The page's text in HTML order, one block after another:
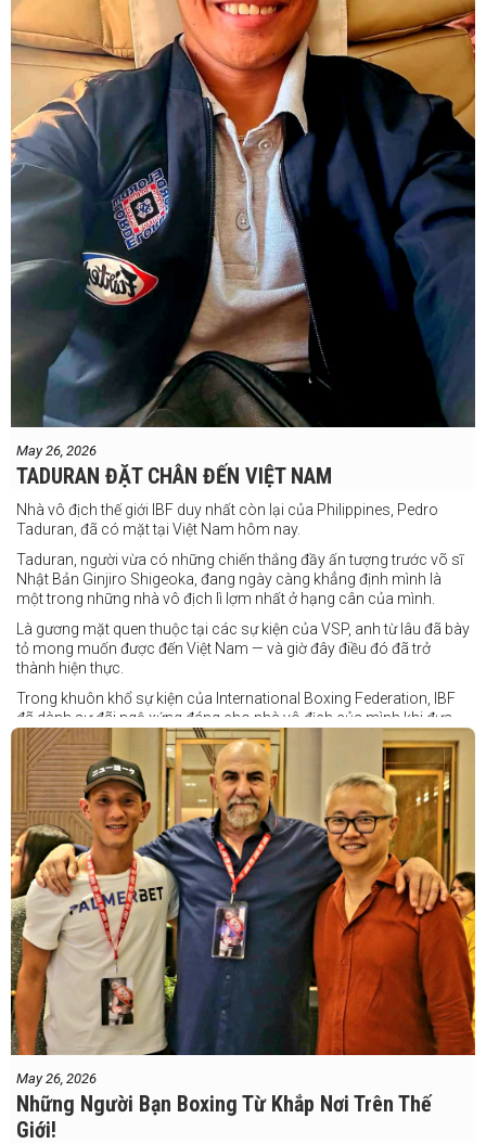
May 26, 2026
TADURAN ĐẶT CHÂN ĐẾN VIỆT NAM
Nhà vô địch thế giới IBF duy nhất còn lại của Philippines, Pedro
Taduran, đã có mặt tại Việt Nam hôm nay.
Taduran, người vừa có những chiến thắng đầy ấn tượng trước võ sĩ
Nhật Bản Ginjiro Shigeoka, đang ngày càng khẳng định mình là
một trong những nhà vô địch lì lợm nhất ở hạng cân của mình.
Là gương mặt quen thuộc tại các sự kiện của VSP, anh từ lâu đã bày
tỏ mong muốn được đến Việt Nam — và giờ đây điều đó đã trở
thành hiện thực.
Trong khuôn khổ sự kiện của International Boxing Federation, IBF
đã dành sự đãi ngộ xứng đáng cho nhà vô địch của mình khi đưa
Taduran đến Việt Nam bằng vé hạng thương gia.
Một chuyến đi hoàn toàn xứng đáng cho một “chiến binh đường xa”
thực thụ
May 26, 2026
Những Người Bạn Boxing Từ Khắp Nơi Trên Thế
Giới!